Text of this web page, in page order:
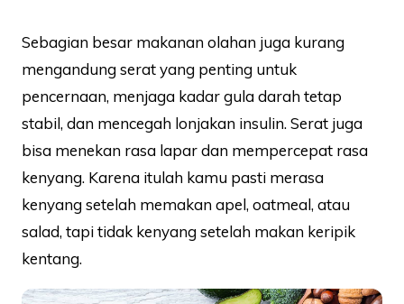
Sebagian besar makanan olahan juga kurang
mengandung serat yang penting untuk
pencernaan, menjaga kadar gula darah tetap
stabil, dan mencegah lonjakan insulin. Serat juga
bisa menekan rasa lapar dan mempercepat rasa
kenyang. Karena itulah kamu pasti merasa
kenyang setelah memakan apel, oatmeal, atau
salad, tapi tidak kenyang setelah makan keripik
kentang.